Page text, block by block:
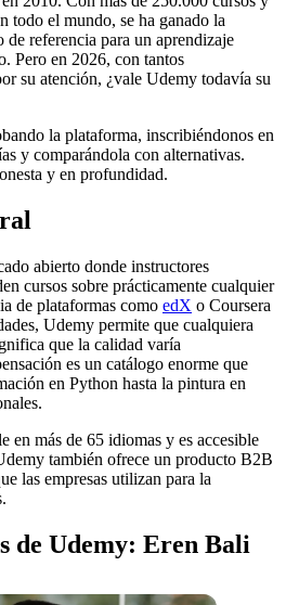
todo el mundo, se ha ganado la
de referencia para un aprendizaje
Pero en 2026, con tantos
su atención, ¿vale Udemy todavía su
la plataforma, inscribiéndonos en
y comparándola con alternativas.
y en profundidad.
abierto donde instructores
cursos sobre prácticamente cualquier
de plataformas como edX o Coursera
Udemy permite que cualquiera
que la calidad varía
es un catálogo enorme que
en Python hasta la pintura en
en más de 65 idiomas y es accesible
también ofrece un producto B2B
las empresas utilizan para la
de Udemy: Eren Bali